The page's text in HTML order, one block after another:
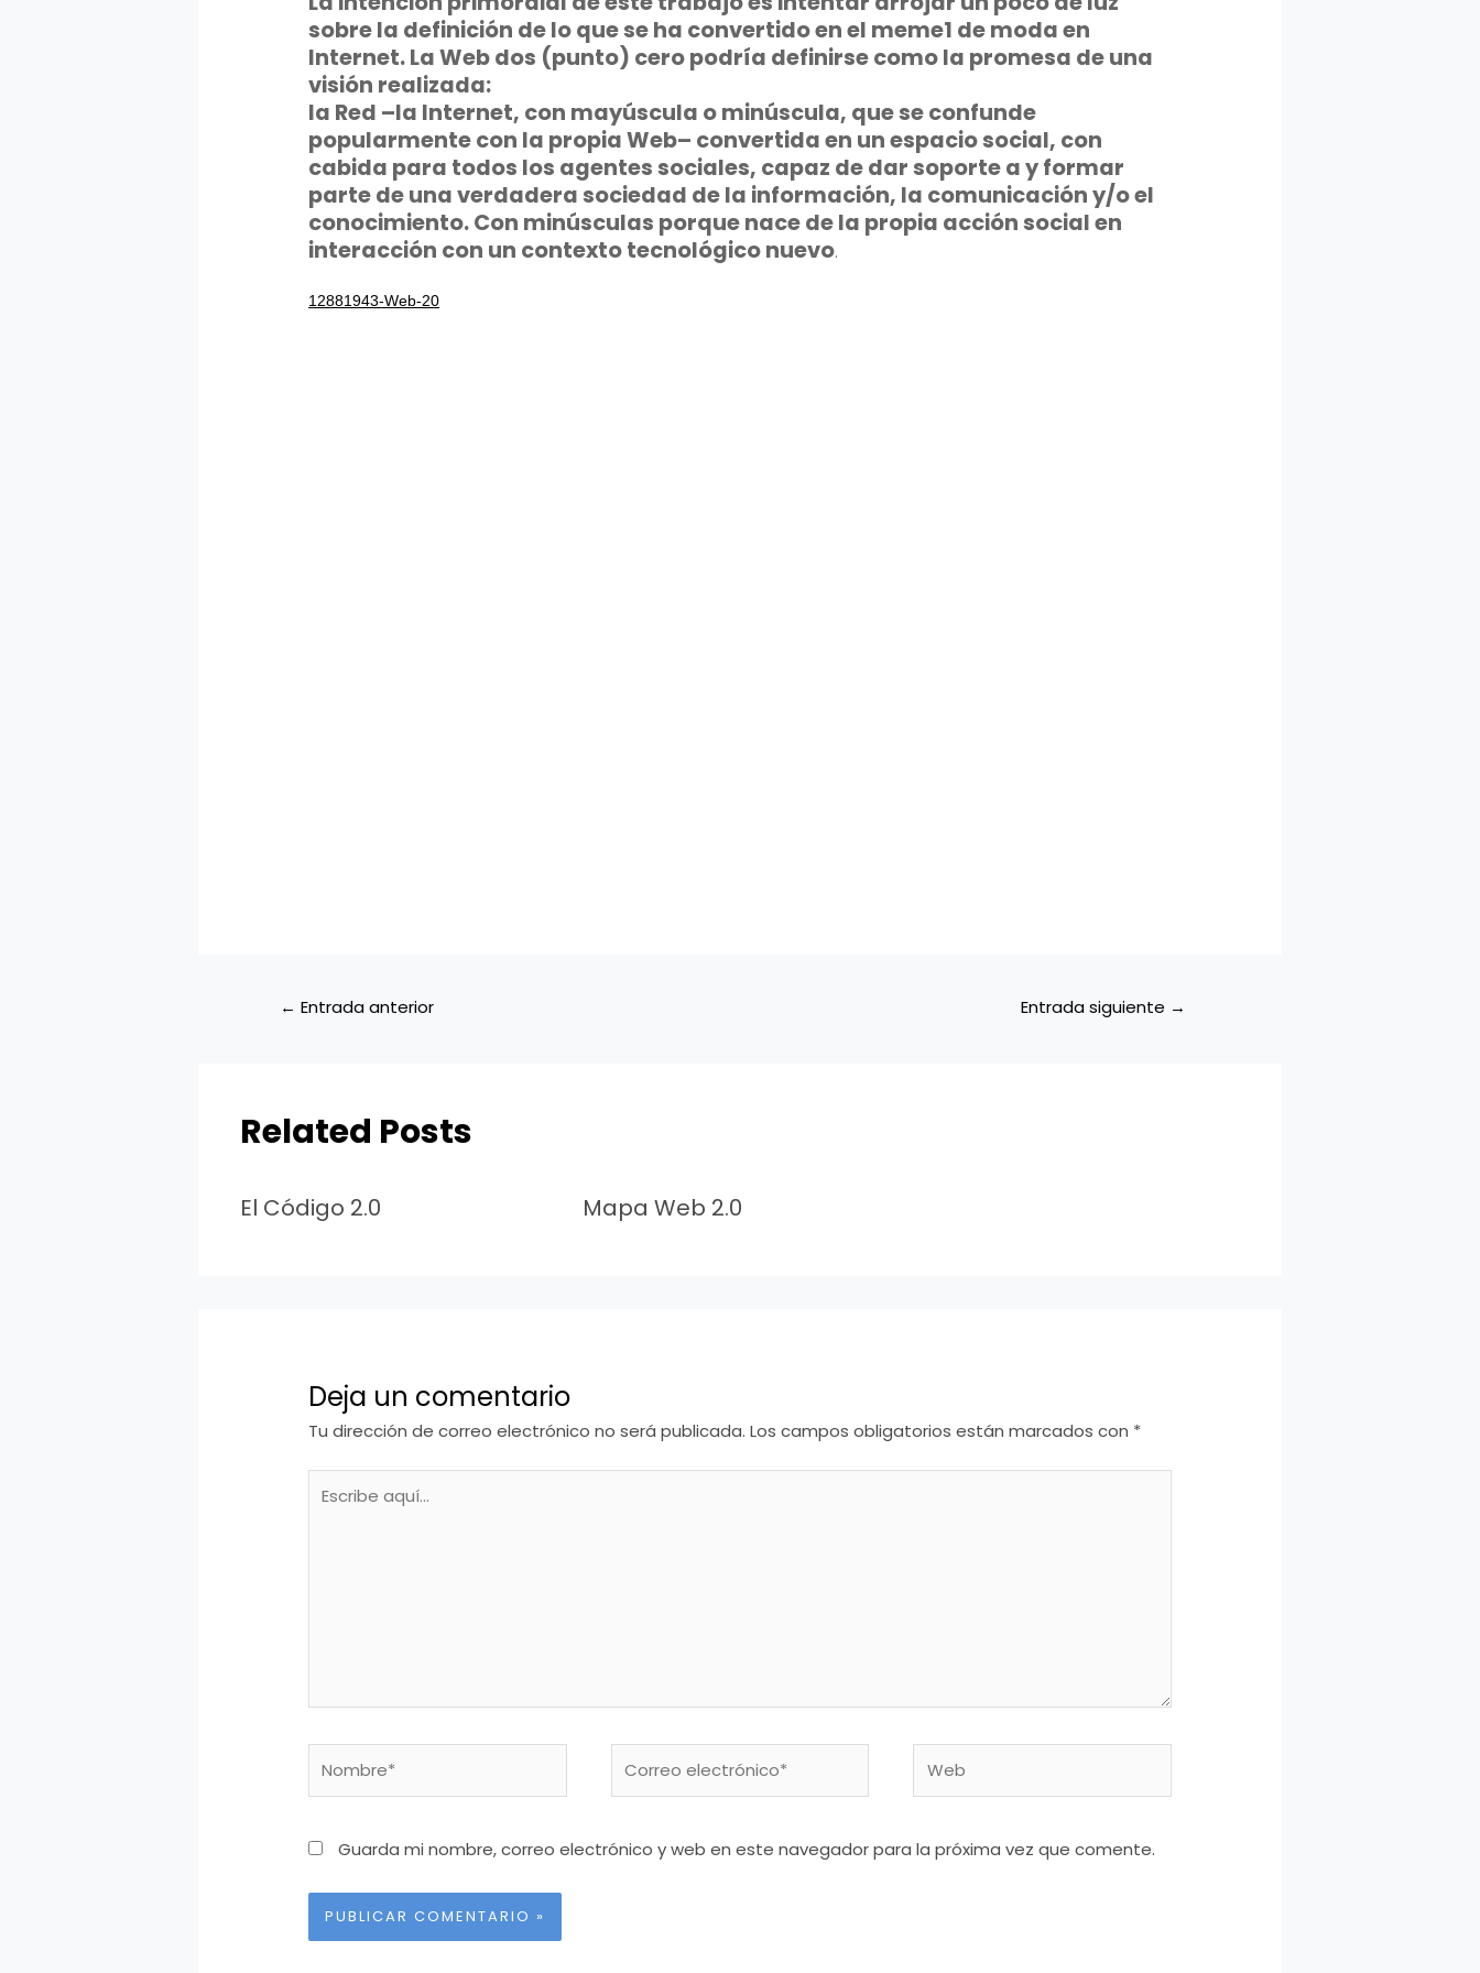
sobre la definición de lo que se ha convertido en el meme1 de moda en
Internet. La Web dos (punto) cero podría definirse como la promesa de una
visión realizada:
la Red –la Internet, con mayúscula o minúscula, que se confunde
popularmente con la propia Web– convertida en un espacio social, con
cabida para todos los agentes sociales, capaz de dar soporte a y formar
parte de una verdadera sociedad de la información, la comunicación y/o el
conocimiento. Con minúsculas porque nace de la propia acción social en
interacción con un contexto tecnológico nuevo.
12881943-Web-20
← Entrada anterior Entrada siguiente →
Related Posts
El Código 2.0 Mapa Web 2.0
Deja un comentario
Tu dirección de correo electrónico no será publicada. Los campos obligatorios están marcados con *
aquí...
electrónico*
Guarda mi nombre, correo electrónico y web en este navegador para la próxima vez que comente.